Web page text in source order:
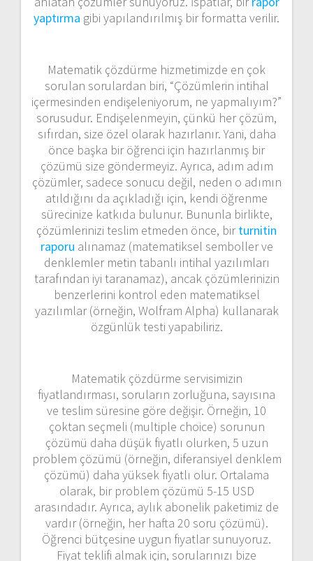
yaptırma gibi yapılandırılmış bir formatta verilir.
Matematik çözdürme hizmetimizde en çok
sorulan sorulardan biri, “Çözümlerin intihal
içermesinden endişeleniyorum, ne yapmalıyım?”
sorusudur. Endişelenmeyin, çünkü her çözüm,
sıfırdan, size özel olarak hazırlanır. Yani, daha
önce başka bir öğrenci için hazırlanmış bir
çözümü size göndermeyiz. Ayrıca, adım adım
çözümler, sadece sonucu değil, neden o adımın
atıldığını da açıkladığı için, kendi öğrenme
sürecinize katkıda bulunur. Bununla birlikte,
çözümlerinizi teslim etmeden önce, birturnitin
raporu alınamaz (matematiksel semboller ve
denklemler metin tabanlı intihal yazılımları
tarafından iyi taranamaz), ancak çözümlerinizin
benzerlerini kontrol eden matematiksel
yazılımlar (örneğin, Wolfram Alpha) kullanarak
özgünlük testi yapabiliriz.
Matematik çözdürme servisimizin
fiyatlandırması, soruların zorluğuna, sayısına
ve teslim süresine göre değişir. Örneğin, 10
çoktan seçmeli (multiple choice) sorunun
çözümü daha düşük fiyatlı olurken, 5 uzun
problem çözümü (örneğin, diferansiyel denklem
çözümü) daha yüksek fiyatlı olur. Ortalama
olarak, bir problem çözümü 5-15 USD
arasındadır. Ayrıca, aylık abonelik paketimiz de
vardır (örneğin, her hafta 20 soru çözümü).
Öğrenci bütçesine uygun fiyatlar sunuyoruz.
Fiyat teklifi almak için, sorularınızı bize